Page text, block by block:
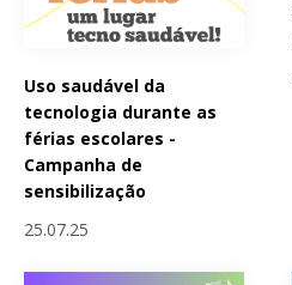
Uso saudável da
tecnologia durante as
férias escolares -
Campanha de
sensibilização
25.07.25